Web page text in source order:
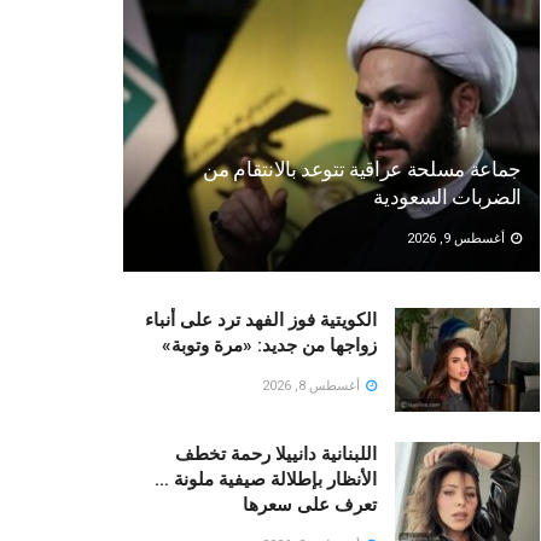
جماعة مسلحة عراقية تتوعد بالانتقام من
الضربات السعودية
أغسطس 9, 2026
الكويتية فوز الفهد ترد على أنباء
زواجها من جديد: «مرة وتوبة» ‏
أغسطس 8, 2026
اللبنانية دانييلا رحمة تخطف
الأنظار بإطلالة صيفية ملونة …
تعرف على سعرها